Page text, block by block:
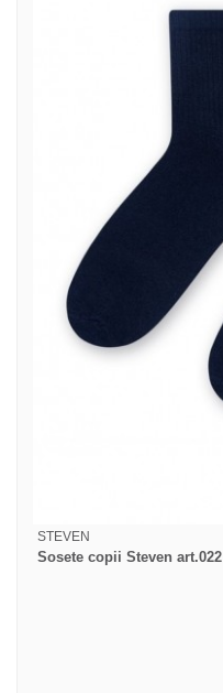
STEVEN
Sosete copii Steven art.022